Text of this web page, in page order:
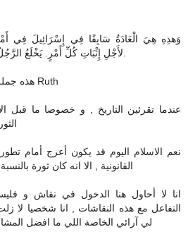
هذه جملة من العهد القديم في Ruth
عندما تقرئين التاريخ , و خصوصا ما قبل
نعم الاسلام اليوم قد يكون أعرج أمام
القانونية , الا انه كان ثورة
انا لا أحاول هنا الدخول في نقاش و
التفاعل مع هذه النقاشات , انا شخصيا لا
لي آرائي الخاصة اللي ما افضل